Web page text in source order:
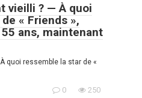
vieilli ? — À quoi
« Friends »,
ans, maintenant
quoi ressemble la star de «
0 250